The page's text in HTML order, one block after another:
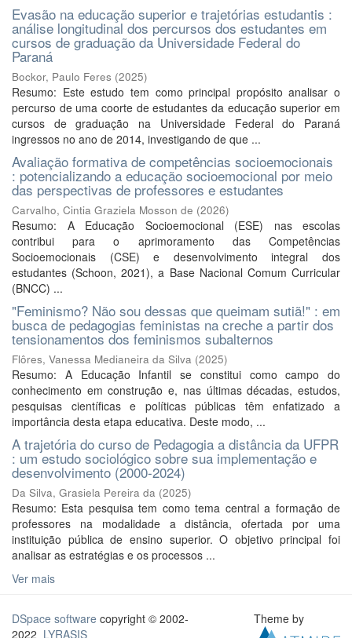
Evasão na educação superior e trajetórias estudantis :
análise longitudinal dos percursos dos estudantes em
cursos de graduação da Universidade Federal do
Paraná
Bockor, Paulo Feres (2025)
Resumo: Este estudo tem como principal propósito analisar o
percurso de uma coorte de estudantes da educação superior em
cursos de graduação na Universidade Federal do Paraná
ingressos no ano de 2014, investigando de que ...
Avaliação formativa de competências socioemocionais
: potencializando a educação socioemocional por meio
das perspectivas de professores e estudantes
Carvalho, Cintia Graziela Mosson de (2026)
Resumo: A Educação Socioemocional (ESE) nas escolas
contribui para o aprimoramento das Competências
Socioemocionais (CSE) e desenvolvimento integral dos
estudantes (Schoon, 2021), a Base Nacional Comum Curricular
(BNCC) ...
"Feminismo? Não sou dessas que queimam sutiã!" : em
busca de pedagogias feministas na creche a partir dos
tensionamentos dos feminismos subalternos
Flôres, Vanessa Medianeira da Silva (2025)
Resumo: A Educação Infantil se constitui como campo do
conhecimento em construção e, nas últimas décadas, estudos,
pesquisas científicas e políticas públicas têm enfatizado a
importância desta etapa educativa. Deste modo, ...
A trajetória do curso de Pedagogia a distância da UFPR
: um estudo sociológico sobre sua implementação e
desenvolvimento (2000-2024)
Da Silva, Grasiela Pereira da (2025)
Resumo: Esta pesquisa tem como tema central a formação de
professores na modalidade a distância, ofertada por uma
instituição pública de ensino superior. O objetivo principal foi
analisar as estratégias e os processos ...
Ver mais
DSpace software copyright © 2002-
2022 LYRASIS
Theme by